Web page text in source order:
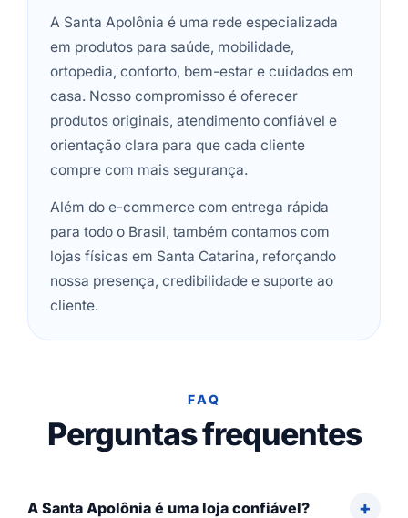
A Santa Apolônia é uma rede especializada
em produtos para saúde, mobilidade,
ortopedia, conforto, bem-estar e cuidados em
casa. Nosso compromisso é oferecer
produtos originais, atendimento confiável e
orientação clara para que cada cliente
compre com mais segurança.
Além do e-commerce com entrega rápida
para todo o Brasil, também contamos com
lojas físicas em Santa Catarina, reforçando
nossa presença, credibilidade e suporte ao
cliente.
FAQ
Perguntas frequentes
A Santa Apolônia é uma loja confiável?